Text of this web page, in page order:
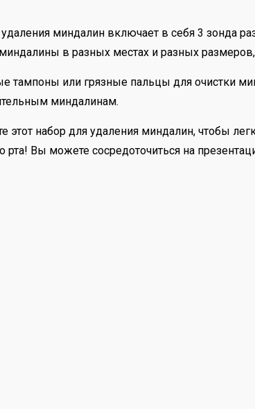
миндалин включает в себя 3 зонда
в разных местах и разных
тампоны или грязные пальцы для очистки
миндалинам.
этот набор для удаления миндалин, чтобы
Вы можете сосредоточиться на